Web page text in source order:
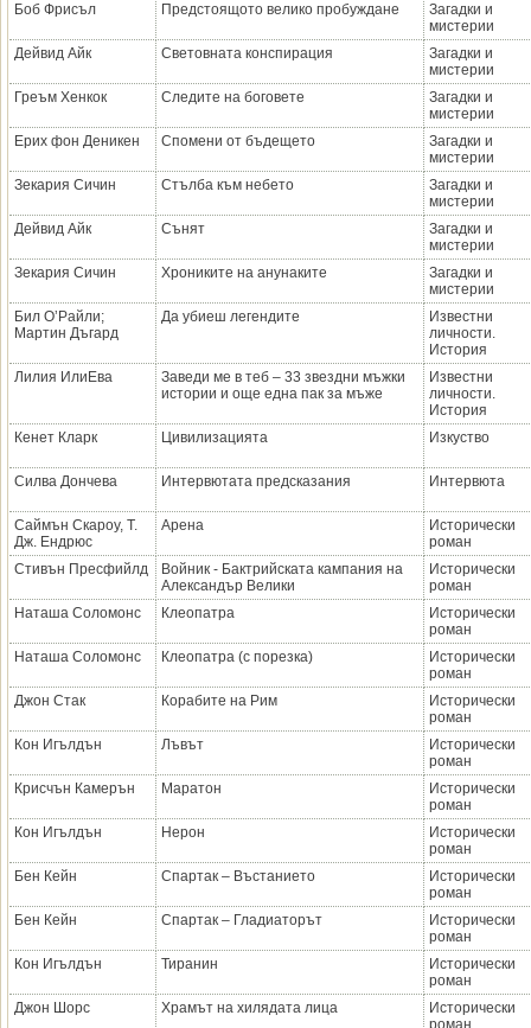
Боб Фрисъл
Предстоящото велико пробуждане
Загадки и
мистерии
Дейвид Айк
Световната конспирация
Загадки и
мистерии
Греъм Хенкок
Следите на боговете
Загадки и
мистерии
Ерих фон Деникен
Спомени от бъдещето
Загадки и
мистерии
Зекария Сичин
Стълба към небето
Загадки и
мистерии
Дейвид Айк
Сънят
Загадки и
мистерии
Зекария Сичин
Хрониките на анунаките
Загадки и
мистерии
Бил ОʼРайли;
Мартин Дъгард
Да убиеш легендите
Известни
личности.
История
Лилия ИлиЕва
Заведи ме в теб – 33 звездни мъжки
истории и още една пак за мъже
Известни
личности.
История
Кенет Кларк
Цивилизацията Изкуство
Силва Дончева Интервютата предсказания Интервюта
Саймън Скароу, Т.
Дж. Ендрюс
Арена
Исторически
роман
Стивън Пресфийлд
Войник - Бактрийската кампания на
Александър Велики
Исторически
роман
Наташа Соломонс
Клеопатра
Исторически
роман
Наташа Соломонс
Клеопатра (с порезка)
Исторически
роман
Джон Стак
Корабите на Рим
Исторически
роман
Кон Игълдън
Лъвът
Исторически
роман
Крисчън Камерън
Маратон
Исторически
роман
Кон Игълдън
Нерон
Исторически
роман
Бен Кейн
Спартак – Въстанието
Исторически
роман
Бен Кейн
Спартак – Гладиаторът
Исторически
роман
Кон Игълдън
Тиранин
Исторически
роман
Джон Шорс
Храмът на хилядата лица
Исторически
роман